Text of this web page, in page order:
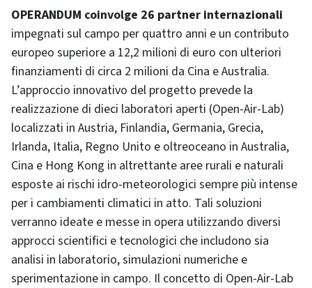
OPERANDUM coinvolge 26 partner internazionali
impegnati sul campo per quattro anni e un contributo
europeo superiore a 12,2 milioni di euro con ulteriori
finanziamenti di circa 2 milioni da Cina e Australia.
L’approccio innovativo del progetto prevede la
realizzazione di dieci laboratori aperti (Open-Air-Lab)
localizzati in Austria, Finlandia, Germania, Grecia,
Irlanda, Italia, Regno Unito e oltreoceano in Australia,
Cina e Hong Kong in altrettante aree rurali e naturali
esposte ai rischi idro-meteorologici sempre più intense
per i cambiamenti climatici in atto. Tali soluzioni
verranno ideate e messe in opera utilizzando diversi
approcci scientifici e tecnologici che includono sia
analisi in laboratorio, simulazioni numeriche e
sperimentazione in campo. Il concetto di Open-Air-Lab